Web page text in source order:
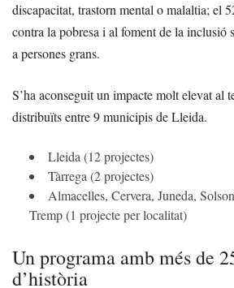
discapacitat, trastorn mental o malaltia; el
contra la pobresa i al foment de la inclusió
a persones grans.
S’ha aconseguit un impacte molt elevat al
distribuïts entre 9 municipis de Lleida.
Lleida (12 projectes)
Tàrrega (2 projectes)
Almacelles, Cervera, Juneda,
Tremp (1 projecte per localitat)
Un programa amb més de
d’història